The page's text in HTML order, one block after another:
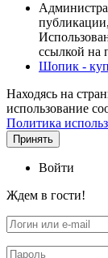
ссылкой на
Шопик -
Находясь на
использование
Политика
Принять
Войти
Ждем в гости!